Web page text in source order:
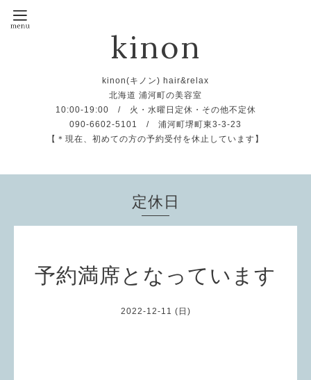
kinon
kinon(キノン) hair&relax
北海道 浦河町の美容室
10:00-19:00 / 火・水曜日定休・その他不定休
090-6602-5101 / 浦河町堺町東3-3-23
【＊現在、初めての方の予約受付を休止しています】
定休日
予約満席となっています
2022-12-11 (日)